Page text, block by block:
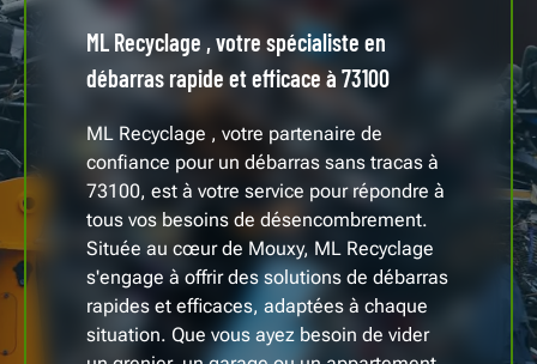
ML Recyclage , votre spécialiste en
débarras rapide et efficace à 73100
ML Recyclage , votre partenaire de
confiance pour un débarras sans tracas à
73100, est à votre service pour répondre à
tous vos besoins de désencombrement.
Située au cœur de Mouxy, ML Recyclage
s'engage à offrir des solutions de débarras
rapides et efficaces, adaptées à chaque
situation. Que vous ayez besoin de vider